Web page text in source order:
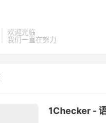
欢迎光临
我们一直在努力
1Checker -